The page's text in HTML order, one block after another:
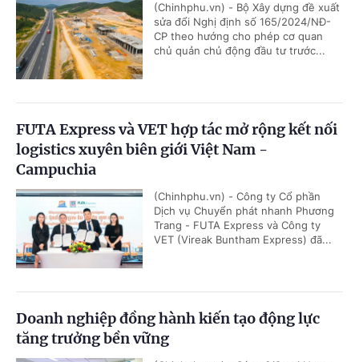
(Chinhphu.vn) - Bộ Xây dựng đề xuất
sửa đổi Nghị định số 165/2024/NĐ-
CP theo hướng cho phép cơ quan
chủ quản chủ động đầu tư trước...
FUTA Express và VET hợp tác mở rộng kết nối
logistics xuyên biên giới Việt Nam -
Campuchia
(Chinhphu.vn) - Công ty Cổ phần
Dịch vụ Chuyển phát nhanh Phương
Trang - FUTA Express và Công ty
VET (Vireak Buntham Express) đã...
Doanh nghiệp đồng hành kiến tạo động lực
tăng trưởng bền vững